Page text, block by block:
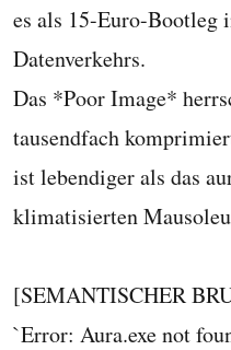
es als 15-Euro-Bootleg
Datenverkehrs.
Das *Poor Image*
tausendfach
ist lebendiger als das
klimatisierten
[SEMANTISCHER
`Error: Aura.exe not